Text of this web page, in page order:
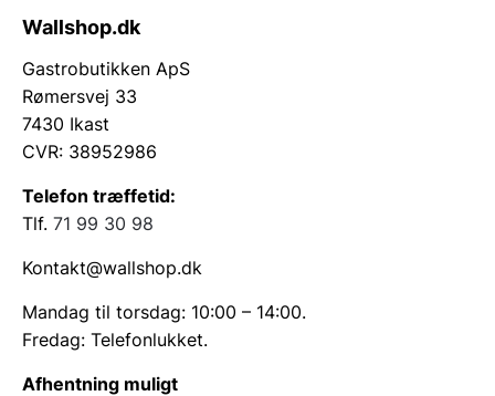
Wallshop.dk
Gastrobutikken ApS
Rømersvej 33
7430 Ikast
CVR: 38952986
Telefon træffetid:
Tlf. 71 99 30 98
Kontakt@wallshop.dk
Mandag til torsdag: 10:00 – 14:00.
Fredag: Telefonlukket.
Afhentning muligt